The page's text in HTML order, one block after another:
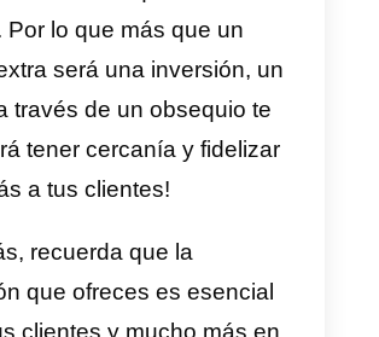
regalos para tus clientes
importantes es por si
inversión, además de que te
compartir y generar
con tus clientes más leales.